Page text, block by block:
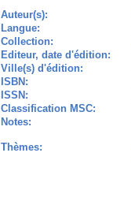
Auteur(s):
Langue:
Collection:
Editeur, date d'édition:
Ville(s) d'édition:
ISBN:
ISSN:
Classification MSC:
Notes:
Thèmes: